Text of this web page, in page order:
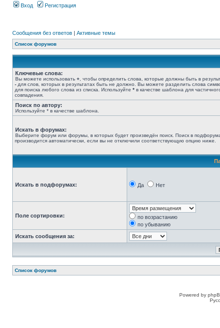
Вход Регистрация
Сообщения без ответов | Активные темы
Список форумов
Ключевые слова:
Вы можете использовать + , чтобы определить слова, которые должны быть в
- для слов, которых в результатах быть не должно. Вы можете разделить слова
для поиска любого слова из списка. Используйте * в качестве шаблона для
совпадения.
Поиск по автору:
Используйте * в качестве шаблона.
Искать в форумах:
Выберите форум или форумы, в которых будет произведён поиск. Поиск в
производится автоматически, если вы не отключили соответствующую опцию ниже.
Искать в подфорумах: Да Нет
Поле сортировки:
по возрастанию
по убыванию
Искать сообщения за:
Список форумов
Powered by